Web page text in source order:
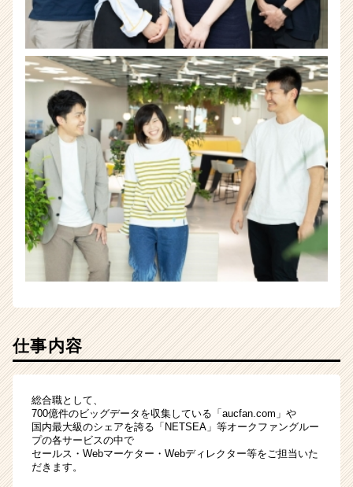
チ
ア
キ
ャ
リ
ア
（CheerCareer）
仕事内容
総合職として、
700億件のビッグデータを収集している「aucfan.com」や
国内最大級のシェアを誇る「NETSEA」等オークファングルー
プの各サービスの中で
セールス・Webマーケター・Webディレクター等をご担当いた
だきます。